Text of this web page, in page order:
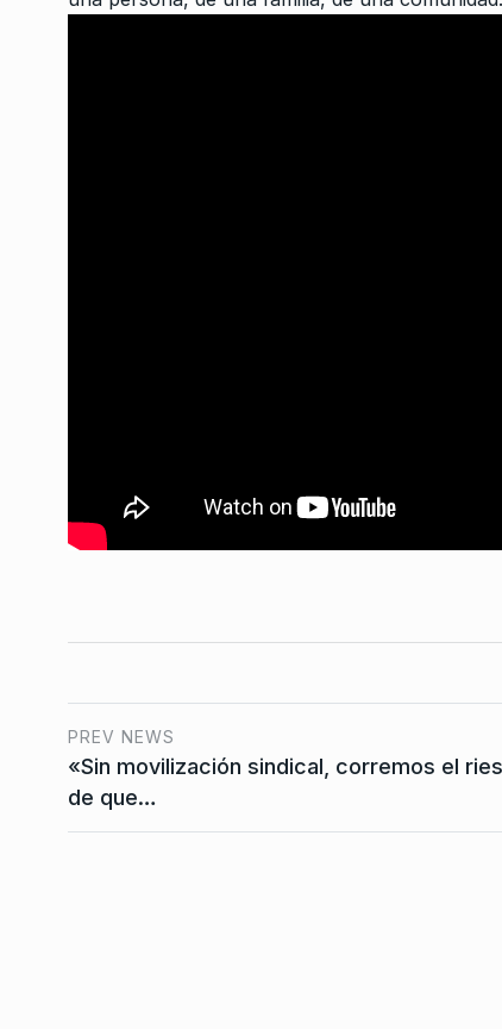
PREV NEWS
«Sin movilización sindical, corremos el
de que…
COLUMNAS 8 De